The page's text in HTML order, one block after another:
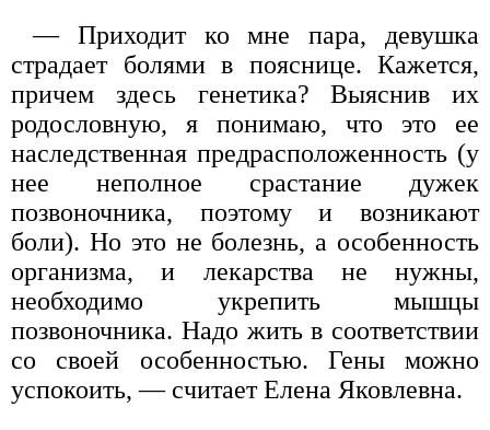
— Приходит ко мне пара, девушка
страдает болями в пояснице. Кажется,
причем здесь генетика? Выяснив их
родословную, я понимаю, что это ее
наследственная предрасположенность (у
нее неполное срастание дужек
позвоночника, поэтому и возникают
боли). Но это не болезнь, а особенность
организма, и лекарства не нужны,
необходимо укрепить мышцы
позвоночника. Надо жить в соответствии
со своей особенностью. Гены можно
успокоить, — считает Елена Яковлевна.